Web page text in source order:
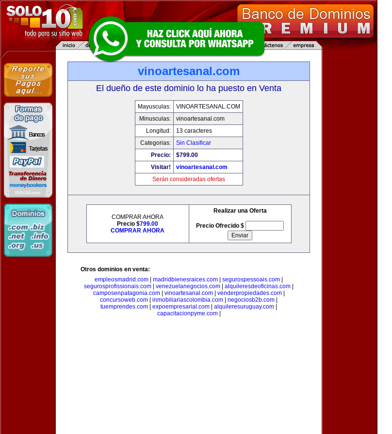
vinoartesanal.com
El dueño de este dominio lo ha puesto en Venta
Mayusculas:
VINOARTESANAL.COM
Minusculas:
vinoartesanal.com
Longitud:
13 caracteres
Categorias:
Sin Clasificar
Precio:
$799.00
Visitar!
vinoartesanal.com
Serán consideradas ofertas
COMPRAR AHORA
Precio $799.00
COMPRAR AHORA
Realizar una Oferta
Precio Ofrecido $
Otros dominios en venta:
empleosmadrid.com
madridbienesraices.com segurospessoais.com
segurosprofissionais.com
venezuelanegocios.com alquileresdeoficinas.com
camposenpatagonia.com| vinoartesanal.com| venderpropiedades.com|
concursoweb.com
inmobiliariascolombia.com negociosb2b.com
tuemprendes.com
expoempresarial.com alquileresuruguay.com
capacitacionpyme.com|